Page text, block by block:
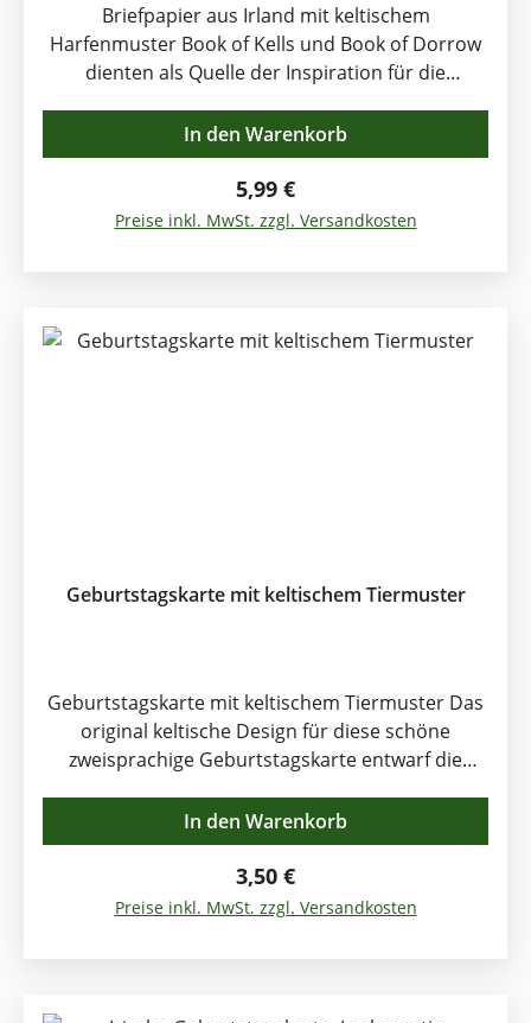
Briefpapier aus Irland mit keltischem
Harfenmuster Book of Kells und Book of Dorrow
dienten als Quelle der Inspiration für die
beim Entwurf dieser kleinen Kunstwerke. 8 Bögen
Celtic Notepaper Briefpapier mit passend
bedruckten Umschlägen Format ca. 22 x 15 cm
Schreiben macht Freude ! Selbstgeschriebene
Regulärer Preis:
5,99 €
Preise inkl. MwSt. zzgl. Versandkosten
In den Warenkorb
Geburtstagskarte mit keltischem Tiermuster
Geburtstagskarte mit keltischem Tiermuster Das
original keltische Design für diese schöne
zweisprachige Geburtstagskarte entwarf die
Book of Kells und Book of Dorrow dienten als
Quelle der Inspiration für die Künstlerin beim
Entwurf dieser kleinen Kunstwerke. Happy
Birthday (englisch) La Breithe Sona Duit (gälisch)
Regulärer Preis:
3,50 €
Preise inkl. MwSt. zzgl. Versandkosten
In den Warenkorb